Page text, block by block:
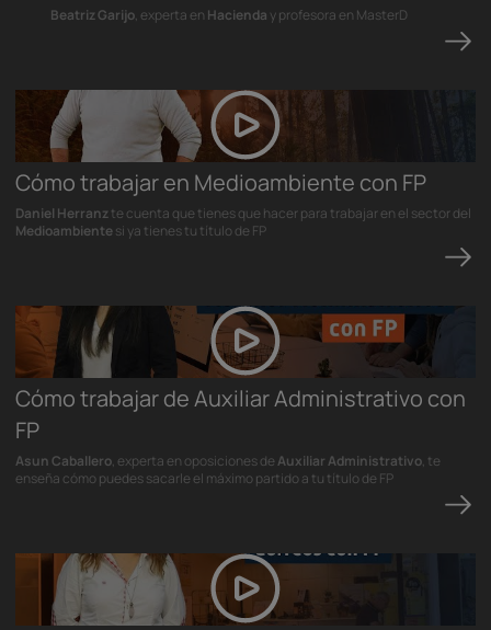
Beatriz Garijo, experta en Hacienda y profesora en MasterD
Cómo trabajar en Medioambiente con FP
Daniel Herranzte cuenta que tienes que hacer para trabajar en el sector del
Medioambientesi ya tienes tu título de FP
Cómo trabajar de Auxiliar Administrativo con
FP
Asun Caballero, experta en oposiciones deAuxiliar Administrativo, te
enseña cómo puedes sacarle el máximo partido a tu título de FP